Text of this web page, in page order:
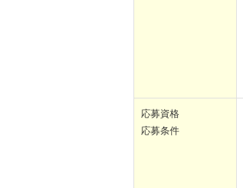
応募資格
応募条件